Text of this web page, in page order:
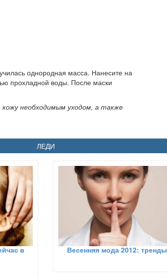
однородная масса. Нанесите на
прохладной воды. После маски
кожу необходимым уходом, а также
ЛЕДИ
в Весенняя мода 2012: тренды